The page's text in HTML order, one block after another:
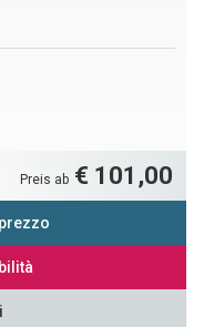
Preis ab € 101,00